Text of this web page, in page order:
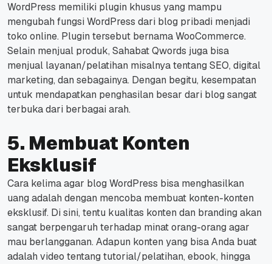
WordPress memiliki plugin khusus yang mampu
mengubah fungsi WordPress dari blog pribadi menjadi
toko online. Plugin tersebut bernama WooCommerce.
Selain menjual produk, Sahabat Qwords juga bisa
menjual layanan/pelatihan misalnya tentang SEO, digital
marketing, dan sebagainya. Dengan begitu, kesempatan
untuk mendapatkan penghasilan besar dari blog sangat
terbuka dari berbagai arah.
5. Membuat Konten
Eksklusif
Cara kelima agar blog WordPress bisa menghasilkan
uang adalah dengan mencoba membuat konten-konten
eksklusif. Di sini, tentu kualitas konten dan branding akan
sangat berpengaruh terhadap minat orang-orang agar
mau berlangganan. Adapun konten yang bisa Anda buat
adalah video tentang tutorial/pelatihan, ebook, hingga